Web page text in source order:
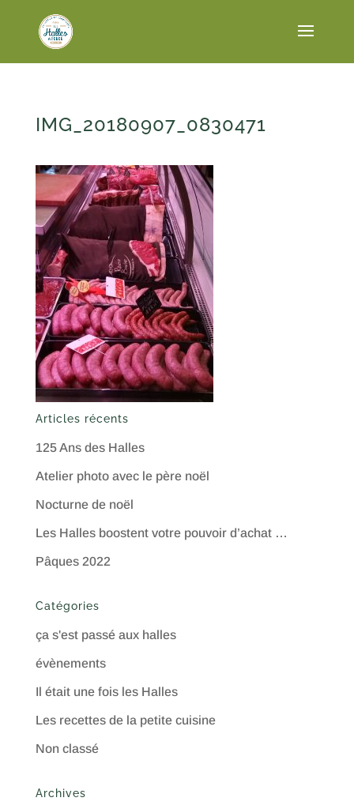
IMG_20180907_0830471
Articles récents
125 Ans des Halles
Atelier photo avec le père noël
Nocturne de noël
Les Halles boostent votre pouvoir d’achat …
Pâques 2022
Catégories
ça s'est passé aux halles
évènements
Il était une fois les Halles
Les recettes de la petite cuisine
Non classé
Archives